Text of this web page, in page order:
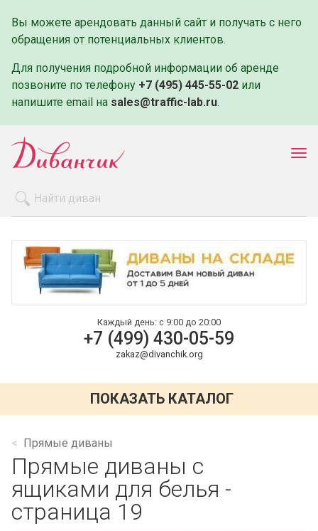
Вы можете арендовать данный сайт и получать с него
обращения от потенциальных клиентов.
Для получения подробной информации об аренде
позвоните по телефону +7 (495) 445-55-02 или
напишите email на sales@traffic-lab.ru.
Оплата и доставка
Контакты
Каждый день: с 9:00 до 20:00
+7 (499) 430-05-59
zakaz@divanchik.org
ПОКАЗАТЬ КАТАЛОГ
Прямые диваны
Прямые диваны с
ящиками для белья -
страница 19